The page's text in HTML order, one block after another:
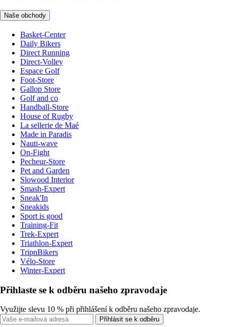
Naše obchody
Basket-Center
Daily Bikers
Direct Running
Direct-Volley
Espace Golf
Foot-Store
Gallop Store
Golf and co
Handball-Store
House of Rugby
La sellerie de Maé
Made in Paradis
Nauti-wave
On-Fight
Pecheur-Store
Pet and Garden
Slowood Interior
Smash-Expert
Sneak'In
Sneakids
Sport is good
Training-Fit
Trek-Expert
Triathlon-Expert
TripnBikers
Vélo-Store
Winter-Expert
Přihlaste se k odběru našeho zpravodaje
Využijte slevu 10 % při přihlášení k odběru našeho zpravodaje.
Přihlásit se k odběru